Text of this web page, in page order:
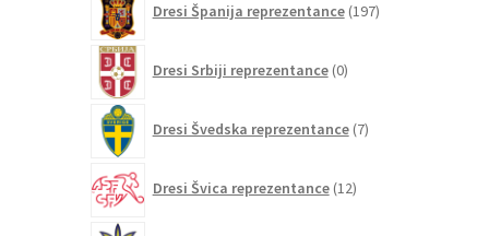
Dresi Španija reprezentance 197izdelkov
Dresi Srbiji reprezentance 0izdelkov
Dresi Švedska reprezentance 7izdelkov
Dresi Švica reprezentance 12izdelkov